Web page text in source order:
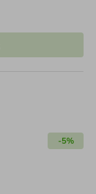
-5%